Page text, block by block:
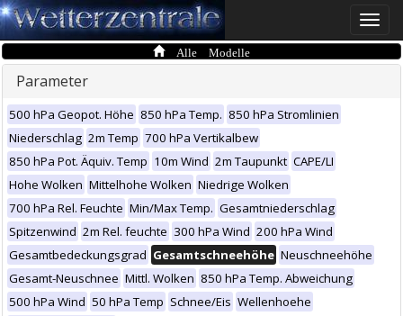
Toggle
Alle Modelle
Parameter
500 hPa Geopot. Höhe 850 hPa Temp. 850 hPa Stromlinien
Niederschlag 2m Temp 700 hPa Vertikalbew
850 hPa Pot. Äquiv. Temp 10m Wind 2m Taupunkt CAPE/LI
Hohe Wolken Mittelhohe Wolken Niedrige Wolken
700 hPa Rel. Feuchte Min/Max Temp. Gesamtniederschlag
Spitzenwind 2m Rel. feuchte 300 hPa Wind 200 hPa Wind
Gesamtbedeckungsgrad Gesamtschneehöhe Neuschneehöhe
Gesamt-Neuschnee Mittl. Wolken 850 hPa Temp. Abweichung
500 hPa Wind 50 hPa Temp Schnee/Eis Wellenhoehe